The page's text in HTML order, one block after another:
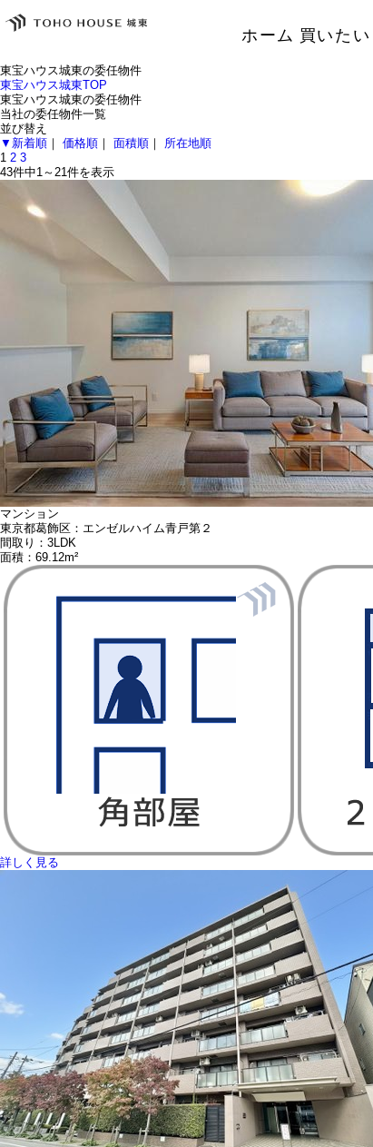
ホーム 買いたい
東宝ハウス城東の委任物件
東宝ハウス城東TOP
東宝ハウス城東の委任物件
当社の委任物件一覧
並び替え
▼新着順 ｜ 価格順 ｜ 面積順 ｜ 所在地順
1 2 3
43件中1～21件を表示
マンション
東京都葛飾区：エンゼルハイム青戸第２
間取り：3LDK
面積：69.12m²
詳しく見る